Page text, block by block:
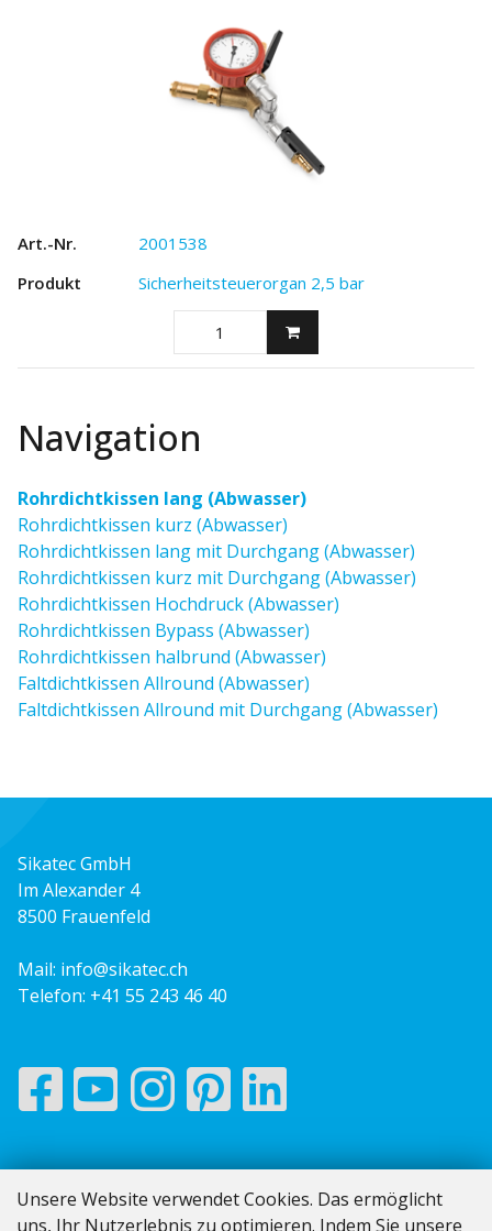
Navigation
Rohrdichtkissen lang (Abwasser)
Rohrdichtkissen kurz (Abwasser)
Rohrdichtkissen lang mit Durchgang (Abwasser)
Rohrdichtkissen kurz mit Durchgang (Abwasser)
Rohrdichtkissen Hochdruck (Abwasser)
Rohrdichtkissen Bypass (Abwasser)
Rohrdichtkissen halbrund (Abwasser)
Faltdichtkissen Allround (Abwasser)
Faltdichtkissen Allround mit Durchgang (Abwasser)
2001538
Sicherheitsteuerorgan 2,5 bar
Sikatec GmbH
Im Alexander 4
8500 Frauenfeld
Mail: info@sikatec.ch
Telefon: +41 55 243 46 40
Impressum
AGB
Unsere Website verwendet Cookies. Das ermöglicht
uns, Ihr Nutzerlebnis zu optimieren. Indem Sie unsere